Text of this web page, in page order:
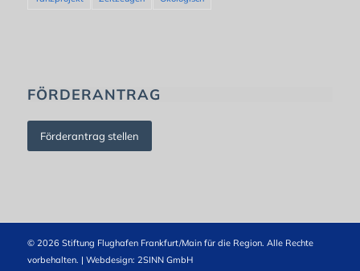
FÖRDERANTRAG
Förderantrag stellen
© 2026 Stiftung Flughafen Frankfurt/Main für die Region. Alle Rechte
vorbehalten. | Webdesign: 2SINN GmbH